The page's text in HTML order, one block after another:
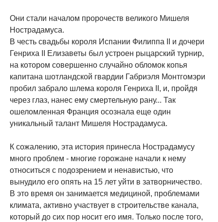
Они стали началом пророчеств великого Мишеля
Нострадамуса.
В честь свадьбы короля Испании Филиппа II и дочери
Генриха II Елизаветы был устроен рыцарский турнир,
на котором совершенно случайно обломок копья
капитана шотландской гвардии Габриэля Монтгомэри
пробил забрало шлема короля Генриха II, и, пройдя
через глаз, нанес ему смертельную рану... Так
ошеломленная Франция осознала еще один
уникальный талант Мишеля Нострадамуса.
К сожалению, эта история принесла Нострадамусу
много проблем - многие горожане начали к нему
относиться с подозрением и ненавистью, что
вынудило его опять на 15 лет уйти в затворничество.
В это время он занимается медициной, проблемами
климата, активно участвует в строительстве канала,
который до сих пор носит его имя. Только после того,